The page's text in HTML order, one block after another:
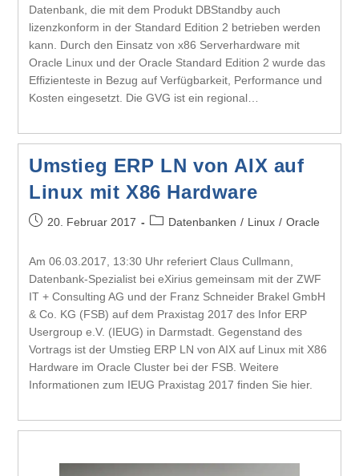
Datenbank, die mit dem Produkt DBStandby auch
lizenzkonform in der Standard Edition 2 betrieben werden
kann. Durch den Einsatz von x86 Serverhardware mit
Oracle Linux und der Oracle Standard Edition 2 wurde das
Effizienteste in Bezug auf Verfügbarkeit, Performance und
Kosten eingesetzt. Die GVG ist ein regional…
Umstieg ERP LN von AIX auf
Linux mit X86 Hardware
20. Februar 2017 Datenbanken / Linux / Oracle
Am 06.03.2017, 13:30 Uhr referiert Claus Cullmann,
Datenbank-Spezialist bei eXirius gemeinsam mit der ZWF
IT + Consulting AG und der Franz Schneider Brakel GmbH
& Co. KG (FSB) auf dem Praxistag 2017 des Infor ERP
Usergroup e.V. (IEUG) in Darmstadt. Gegenstand des
Vortrags ist der Umstieg ERP LN von AIX auf Linux mit X86
Hardware im Oracle Cluster bei der FSB. Weitere
Informationen zum IEUG Praxistag 2017 finden Sie hier.